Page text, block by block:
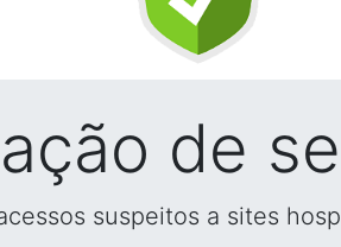
de
suspeitos a sites